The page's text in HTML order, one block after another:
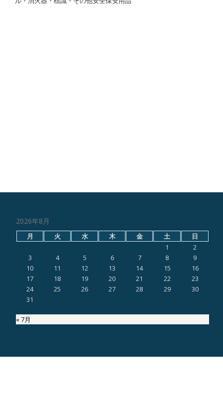
2026年8月
月 火 水 木 金 土
日
1
2
3
4 5 6 7 8
9
10
11 12 13 14 15
16
17
18 19 20 21 22
23
24
25 26 27 28 29
30
31
« 7月